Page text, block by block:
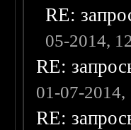
RE:
05-2014,
RE:
01-07-
RE: